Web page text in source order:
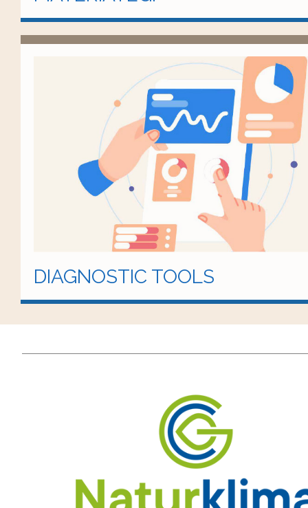
DIAGNOSTIC TOOLS